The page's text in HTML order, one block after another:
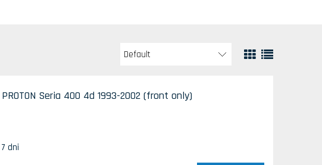
Seria 400 4d 1993-2002 (front only)
7 dni